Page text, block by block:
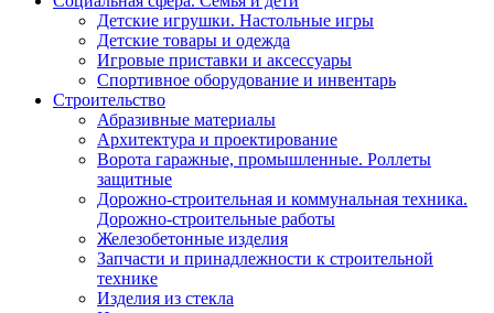
Детские игрушки. Настольные игры
Детские товары и одежда
Игровые приставки и аксессуары
Спортивное оборудование и инвентарь
Строительство
Абразивные материалы
Архитектура и проектирование
Ворота гаражные, промышленные. Роллеты
защитные
Дорожно-строительная и коммунальная техника.
Дорожно-строительные работы
Железобетонные изделия
Запчасти и принадлежности к строительной
технике
Изделия из стекла